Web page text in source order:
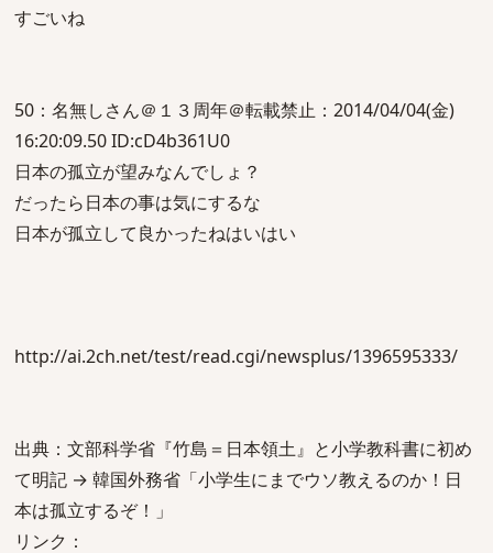
すごいね
50：名無しさん＠１３周年＠転載禁止：2014/04/04(金)
16:20:09.50 ID:cD4b361U0
日本の孤立が望みなんでしょ？
だったら日本の事は気にするな
日本が孤立して良かったねはいはい
http://ai.2ch.net/test/read.cgi/newsplus/1396595333/
出典：文部科学省『竹島＝日本領土』と小学教科書に初め
て明記 → 韓国外務省「小学生にまでウソ教えるのか！日
本は孤立するぞ！」
リンク：